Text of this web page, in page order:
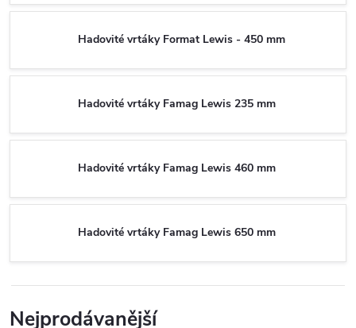
Hadovité vrtáky Format Lewis - 450 mm
Hadovité vrtáky Famag Lewis 235 mm
Hadovité vrtáky Famag Lewis 460 mm
Hadovité vrtáky Famag Lewis 650 mm
Nejprodávanější